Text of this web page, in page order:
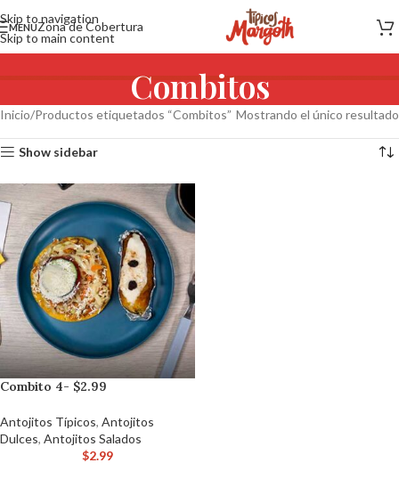
Skip to navigation
Skip to main content
MENUZona de Cobertura
Combitos
Inicio Productos etiquetados “Combitos” Mostrando el único resultado
Show sidebar
Combito 4- $2.99
Antojitos Típicos, Antojitos
Dulces, Antojitos Salados
$2.99